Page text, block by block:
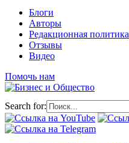
Блоги
Авторы
Редакционная политика
Отзывы
Видео
Помочь нам
Search for: